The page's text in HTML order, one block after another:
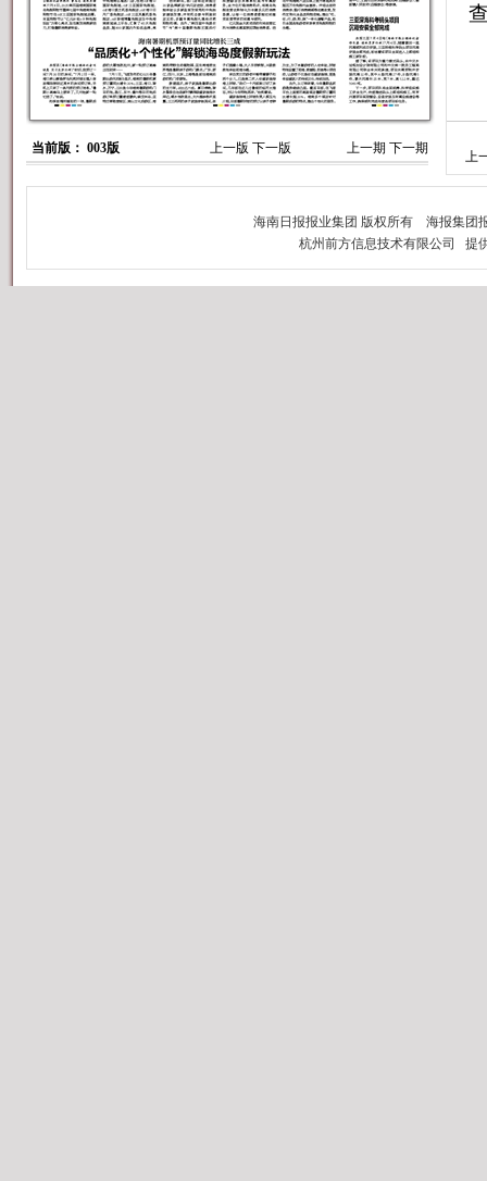
当前版： 003版 上一版 下一版 上一期 下一期
上